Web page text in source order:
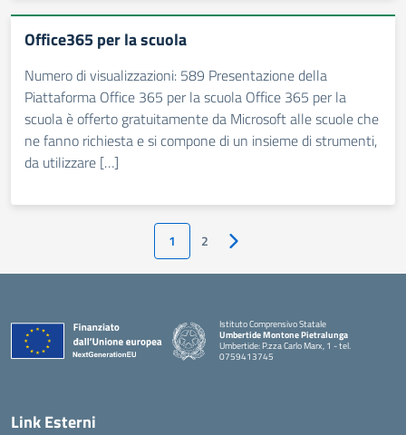
Office365 per la scuola
Numero di visualizzazioni: 589 Presentazione della
Piattaforma Office 365 per la scuola Office 365 per la
scuola è offerto gratuitamente da Microsoft alle scuole che
ne fanno richiesta e si compone di un insieme di strumenti,
da utilizzare […]
1 2 Pagina successiva
Istituto Comprensivo Statale
Umbertide Montone Pietralunga
Umbertide: P.zza Carlo Marx, 1 - tel.
0759413745
Link Esterni